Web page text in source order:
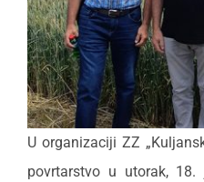
U organizaciji ZZ
povrtarstvo u utorak,